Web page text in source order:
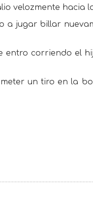
velozmente hacia
a jugar billar
entro corriendo el
un tiro en la